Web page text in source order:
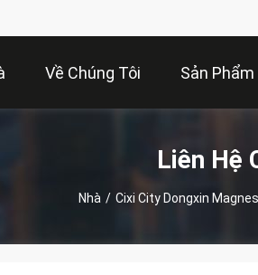
Về Chúng Tôi Sản Phẩm
Liên Hệ
Nhà / Cixi City Dongxin